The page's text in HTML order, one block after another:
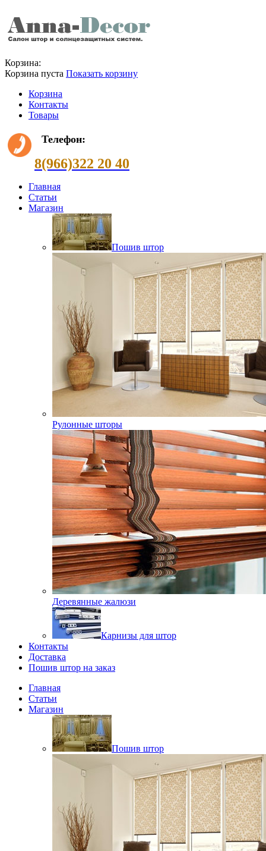
Корзина:
Корзина пуста Показать корзину
Корзина
Контакты
Товары
Телефон:
8(966)322 20 40
Главная
Статьи
Магазин
Пошив штор
Рулонные шторы
Деревянные жалюзи
Карнизы для штор
Контакты
Доставка
Пошив штор на заказ
Главная
Статьи
Магазин
Пошив штор